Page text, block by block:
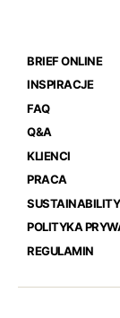
BRIEF ONLINE
INSPIRACJE
FAQ
Q&A
KLIENCI
PRACA
SUSTAINABILITY
POLITYKA
REGULAMIN